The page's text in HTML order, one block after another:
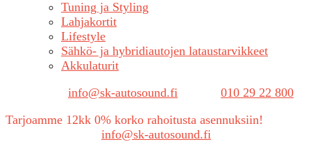
Tuning ja Styling
Lahjakortit
Lifestyle
Sähkö- ja hybridiautojen lataustarvikkeet
Akkulaturit
info@sk-autosound.fi
010 29 22 800
Tarjoamme 12kk 0% korko rahoitusta asennuksiin!
info@sk-autosound.fi